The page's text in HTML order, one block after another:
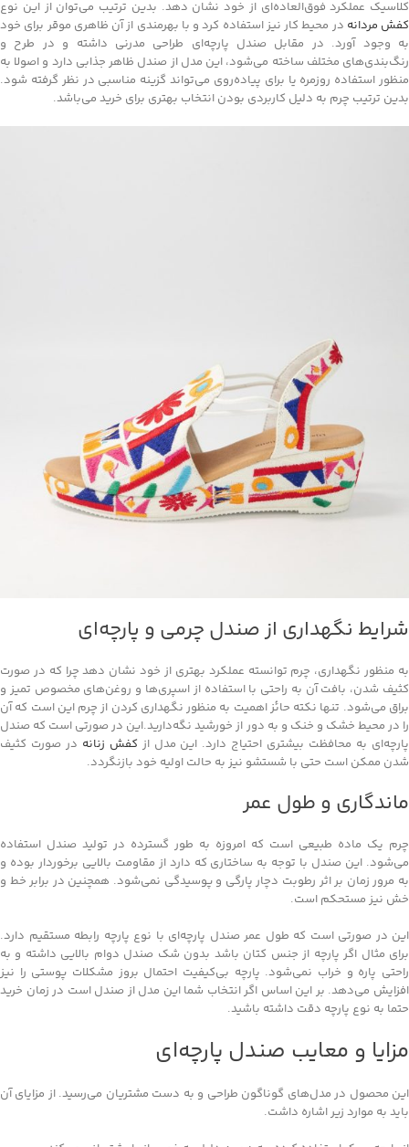
کلاسیک عملکرد فوق‌العاده‌ای از خود نشان دهد. بدین ترتیب می‌توان از این نوع
کفش مردانه در محیط کار نیز استفاده کرد و با بهرمندی از آن ظاهری موقر برای خود
به وجود آورد. در مقابل صندل پارچه‌ای طراحی مدرنی داشته و در طرح و
رنگ‌بندی‌های مختلف ساخته می‌شود، این مدل از صندل ظاهر جذابی دارد و اصولا به
منظور استفاده روزمره یا برای پیاده‌روی می‌تواند گزینه مناسبی در نظر گرفته شود.
بدین ترتیب چرم به دلیل کاربردی بودن انتخاب بهتری برای خرید می‌باشد.
شرایط نگهداری از صندل چرمی و پارچه‌ای
به منظور نگهداری، چرم توانسته عملکرد بهتری از خود نشان دهد چرا که در صورت
کثیف شدن، بافت آن به راحتی با استفاده از اسپری‌ها و روغن‌های مخصوص تمیز و
براق می‌شود. تنها نکته حائز اهمیت به منظور نگهداری کردن از چرم این است که آن
را در محیط خشک و خنک و به دور از خورشید نگه‌دارید.این در صورتی است که صندل
پارچه‌ای به محافظت بیشتری احتیاج دارد. این مدل از کفش زنانه در صورت کثیف
شدن ممکن است حتی با شستشو نیز به حالت اولیه خود بازنگردد.
ماندگاری و طول عمر
چرم یک ماده طبیعی است که امروزه به طور گسترده در تولید صندل استفاده
می‌شود. این صندل با توجه به ساختاری که دارد از مقاومت بالایی برخوردار بوده و
به مرور زمان بر اثر رطوبت دچار پارگی و پوسیدگی نمی‌شود. همچنین در برابر خط و
خش نیز مستحکم است.
این در صورتی است که طول عمر صندل پارچه‌ای با نوع پارچه رابطه مستقیم دارد.
برای مثال اگر پارچه از جنس کتان باشد بدون شک صندل دوام بالایی داشته و به
راحتی پاره و خراب نمی‌شود. پارچه بی‌کیفیت احتمال بروز مشکلات پوستی را نیز
افزایش می‌دهد. بر این اساس اگر انتخاب شما این مدل از صندل است در زمان خرید
حتما به نوع پارچه دقت داشته باشید.
مزایا و معایب صندل پارچه‌ای
این محصول در مدل‌های گوناگون طراحی و به دست مشتریان می‌رسید. از مزایای آن
باید به موارد زیر اشاره داشت.